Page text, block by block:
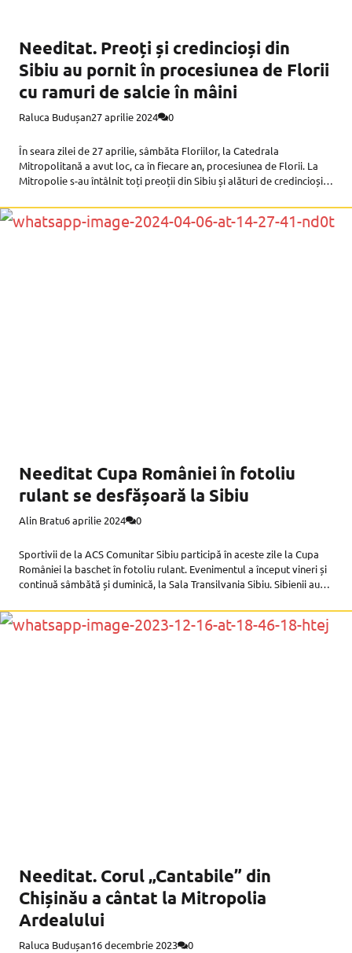
Needitat. Preoți și credincioși din
Sibiu au pornit în procesiunea de Florii
cu ramuri de salcie în mâini
Raluca Budușan27 aprilie 2024 0
În seara zilei de 27 aprilie, sâmbăta Floriilor, la Catedrala
Mitropolitană a avut loc, ca în fiecare an, procesiunea de Florii. La
Mitropolie s-au întâlnit toți preoții din Sibiu și alături de credincioși
Needitat Cupa României în fotoliu
rulant se desfășoară la Sibiu
Alin Bratu6 aprilie 2024 0
Sportivii de la ACS Comunitar Sibiu participă în aceste zile la Cupa
României la baschet în fotoliu rulant. Evenimentul a început vineri și
continuă sâmbătă și duminică, la Sala Transilvania Sibiu. Sibienii au
Needitat. Corul „Cantabile” din
Chișinău a cântat la Mitropolia
Ardealului
Raluca Budușan16 decembrie 2023 0